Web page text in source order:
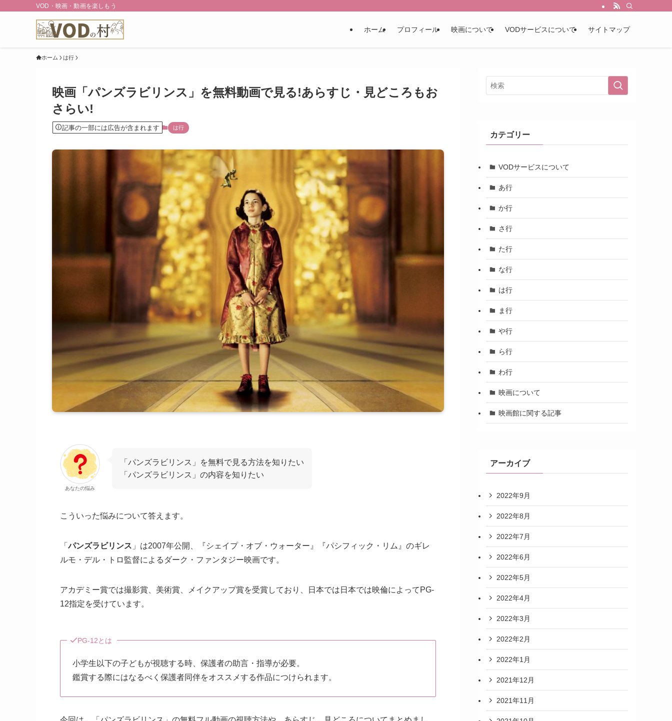
VOD・映画・動画を楽しもう
ホーム プロフィール 映画について VODサービスについて サイトマップ
ホーム は行
映画「パンズラビリンス」を無料動画で見る!あらすじ・見どころもお
さらい!
記事の一部には広告が含まれます は行
あなたの悩み
「パンズラビリンス」を無料で見る方法を知りたい
「パンズラビリンス」の内容を知りたい
こういった悩みについて答えます。
「パンズラビリンス 」は2007年公開、『シェイプ・オブ・ウォーター』『パシフィック・リム』のギレ
ルモ・デル・トロ監督によるダーク・ファンタジー映画です。
アカデミー賞では撮影賞、美術賞、メイクアップ賞を受賞しており、日本では日本では映倫によってPG-
12指定を受けています。
PG-12とは
小学生以下の子どもが視聴する時、保護者の助言・指導が必要。
鑑賞する際にはなるべく保護者同伴をオススメする作品につけられます。
カテゴリー
VODサービスについて
あ行
か行
さ行
た行
な行
は行
ま行
や行
ら行
わ行
映画について
映画館に関する記事
アーカイブ
2022年9月
2022年8月
2022年7月
2022年6月
2022年5月
2022年4月
2022年3月
2022年2月
2022年1月
2021年12月
2021年11月